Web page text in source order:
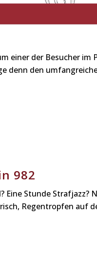
einer der Besucher im
denn den
982
Eine Stunde Strafjazz?
Regentropfen auf